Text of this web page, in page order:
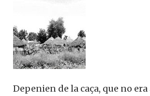
Depenien de la caça, que no